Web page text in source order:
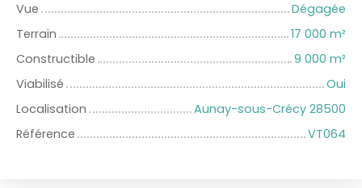
Vue
Dégagée
Terrain
17 000 m²
Constructible
9 000 m²
Viabilisé
Oui
Localisation
Aunay-sous-Crécy 28500
Référence
VT064